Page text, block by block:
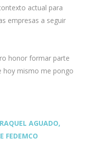
actual para
empresas a seguir
honor formar parte
hoy mismo me pongo
RAQUEL AGUADO,
FEDEMCO